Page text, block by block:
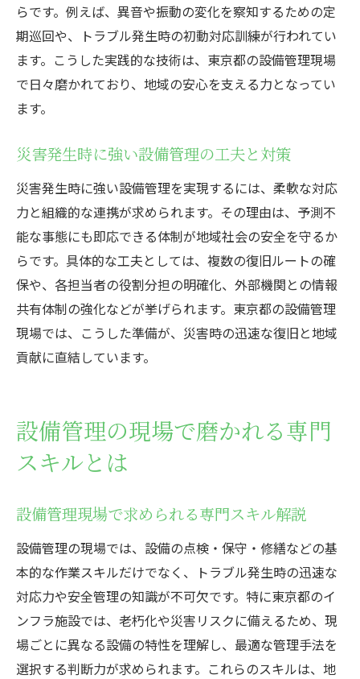
らです。例えば、異音や振動の変化を察知するための定
期巡回や、トラブル発生時の初動対応訓練が行われてい
ます。こうした実践的な技術は、東京都の設備管理現場
で日々磨かれており、地域の安心を支える力となってい
ます。
災害発生時に強い設備管理の工夫と対策
災害発生時に強い設備管理を実現するには、柔軟な対応
力と組織的な連携が求められます。その理由は、予測不
能な事態にも即応できる体制が地域社会の安全を守るか
らです。具体的な工夫としては、複数の復旧ルートの確
保や、各担当者の役割分担の明確化、外部機関との情報
共有体制の強化などが挙げられます。東京都の設備管理
現場では、こうした準備が、災害時の迅速な復旧と地域
貢献に直結しています。
設備管理の現場で磨かれる専門
スキルとは
設備管理現場で求められる専門スキル解説
設備管理の現場では、設備の点検・保守・修繕などの基
本的な作業スキルだけでなく、トラブル発生時の迅速な
対応力や安全管理の知識が不可欠です。特に東京都のイ
ンフラ施設では、老朽化や災害リスクに備えるため、現
場ごとに異なる設備の特性を理解し、最適な管理手法を
選択する判断力が求められます。これらのスキルは、地